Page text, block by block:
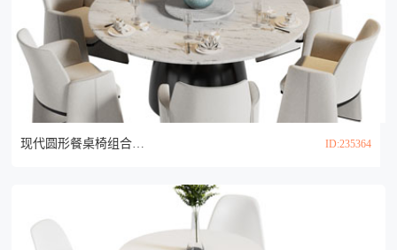
现代圆形餐桌椅组合3d模型 ID:235364